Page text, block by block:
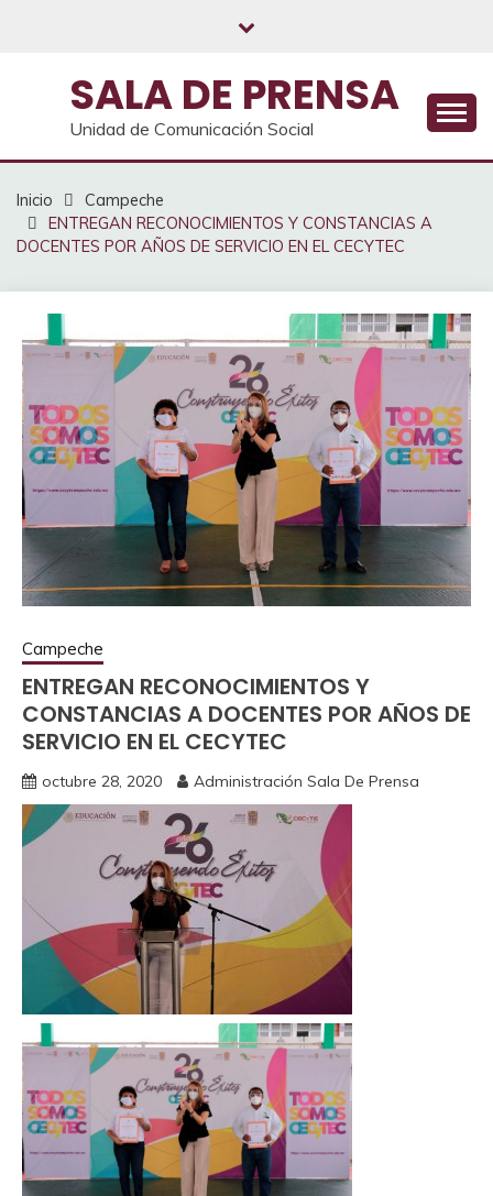
SALA DE PRENSA
Unidad de Comunicación Social
Inicio
Campeche
ENTREGAN RECONOCIMIENTOS Y CONSTANCIAS A
DOCENTES POR AÑOS DE SERVICIO EN EL CECYTEC
Campeche
ENTREGAN RECONOCIMIENTOS Y
CONSTANCIAS A DOCENTES POR AÑOS DE
SERVICIO EN EL CECYTEC
octubre 28, 2020 Administración Sala De Prensa